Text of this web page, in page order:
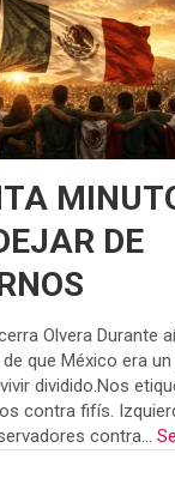
DE
Olvera Durante
que México era un
dividido.Nos
contra fifís.
contra...